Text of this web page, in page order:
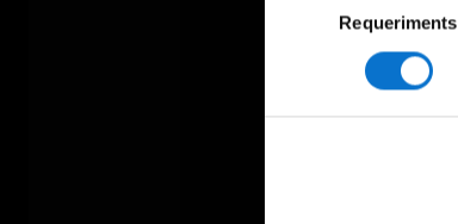
Requeriments